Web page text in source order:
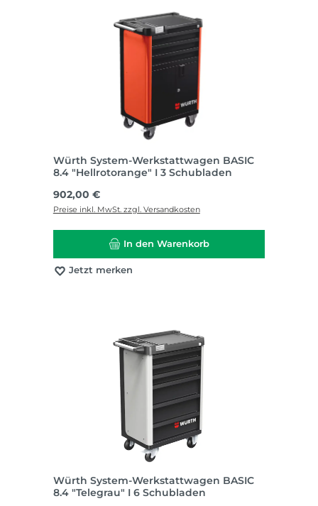
Würth System-Werkstattwagen BASIC
8.4 "Hellrotorange" I 3 Schubladen
Regulärer Preis:
902,00 €
Preise inkl. MwSt. zzgl. Versandkosten
In den Warenkorb
Jetzt merken
Würth System-Werkstattwagen BASIC
8.4 "Telegrau" I 6 Schubladen